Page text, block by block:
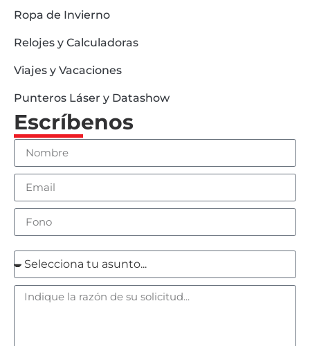
Ropa de Invierno
Relojes y Calculadoras
Viajes y Vacaciones
Punteros Láser y Datashow
Escríbenos